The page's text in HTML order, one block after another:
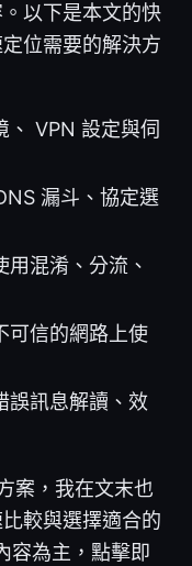
以下是本文的快
位需要的解決方
、 VPN 設定與伺
漏斗、協定選
混淆、分流、
可信的網路上使
誤訊息解讀、效
案，我在文末也
較與選擇適合的
容為主，點擊即